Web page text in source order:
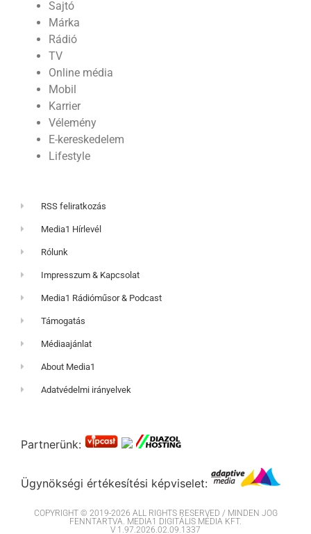
Sajtó
Márka
Rádió
TV
Online média
Mobil
Karrier
Vélemény
E-kereskedelem
Lifestyle
RSS feliratkozás
Media1 Hírlevél
Rólunk
Impresszum & Kapcsolat
Media1 Rádióműsor & Podcast
Támogatás
Médiaajánlat
About Media1
Adatvédelmi irányelvek
Partnerünk:
Ügynökségi értékesítési képviselet:
COPYRIGHT © 2019-2026 ALL RIGHTS RESERVED / MINDEN JOG
FENNTARTVA. MEDIA1 DIGITÁLIS MÉDIA KFT.
V 1.97.2026.02.09.1337